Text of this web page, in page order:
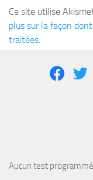
Ce site utilise
plus sur la façon
traitées
facebooktwitter
Aucun test